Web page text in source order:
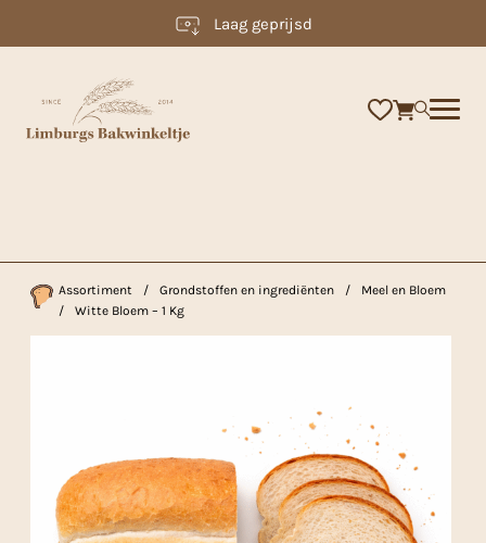
Laag geprijsd
Assortiment / Grondstoffen en ingrediënten /
Meel en Bloem
/
Witte Bloem – 1 Kg